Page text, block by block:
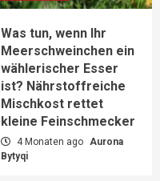
Was tun, wenn Ihr
Meerschweinchen ein
wählerischer Esser
ist? Nährstoffreiche
Mischkost rettet
kleine Feinschmecker
4 Monaten ago Aurona
Bytyqi